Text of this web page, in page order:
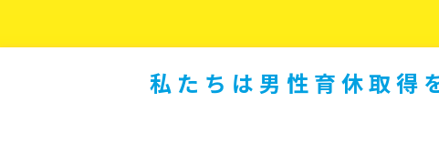
私たちは男性育休取得